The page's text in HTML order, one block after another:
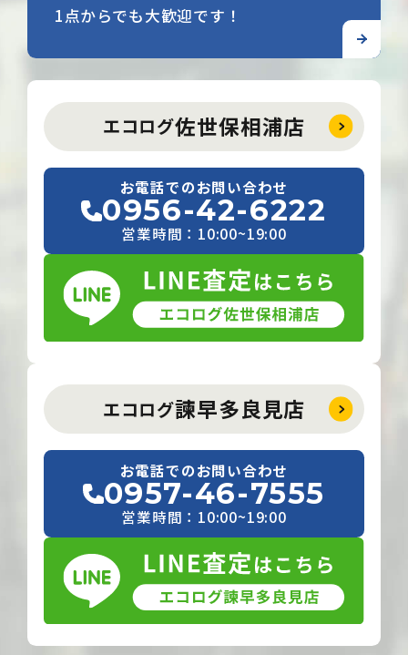
1点からでも大歓迎です！
エコログ佐世保相浦店
お電話でのお問い合わせ
0956-42-6222
営業時間：10:00~19:00
エコログ諫早多良見店
お電話でのお問い合わせ
0957-46-7555
営業時間：10:00~19:00